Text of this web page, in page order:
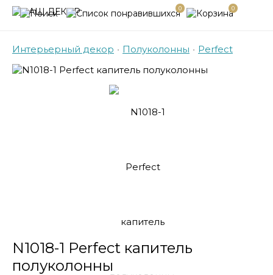
0 0
Интерьерный декор • Полуколонны • Perfect
N1018-1 Perfect капитель
полуколонны